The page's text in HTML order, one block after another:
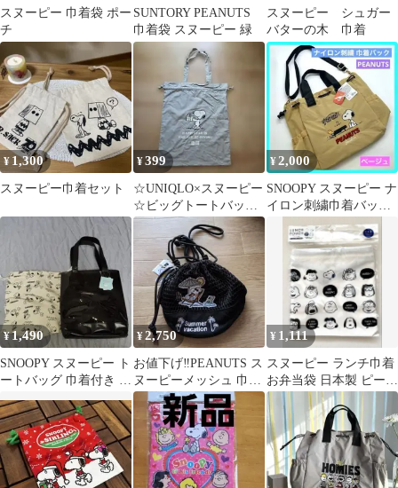
スヌーピー 巾着袋 ポー
チ
SUNTORY PEANUTS
巾着袋 スヌーピー 緑
スヌーピー シュガー
バターの木 巾着
¥ 1,300
スヌーピー巾着セット
¥399
☆UNIQLO×スヌーピー
☆ビッグトートバッグ
☆グレープレゼント巾
着☆
¥2,000
SNOOPY スヌーピー ナ
イロン刺繍巾着バッグ
ショルダー ベージュ d
¥1,490
SNOOPY スヌーピー ト
ートバッグ 巾着付き ブ
¥2,750
お値下げ‼️PEANUTS ス
ヌーピーメッシュ 巾着
ショルダーバッグ 新品
タグ付
¥ 1,111
スヌーピー ランチ巾着
お弁当袋 日本製 ピーナ
ッツ 新品未開封